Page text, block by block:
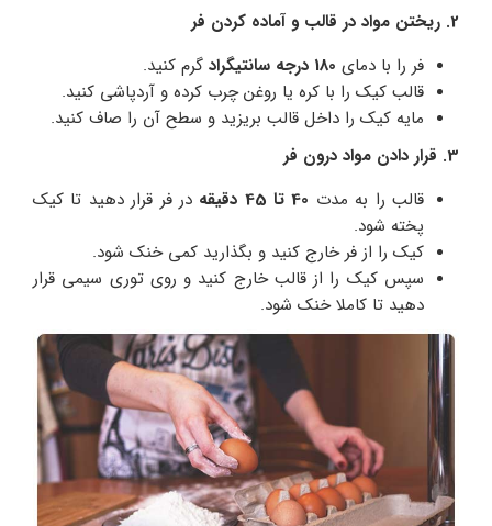
2. ریختن مواد در قالب و آماده کردن فر
فر را با دمای 180 درجه سانتیگراد
گرم کنید.
قالب کیک را با کره یا روغن چرب کرده و آردپاشی کنید.
مایه کیک را داخل قالب بریزید و سطح آن را صاف کنید.
3. قرار دادن مواد درون فر
قالب را به مدت 40 تا 45 دقیقه
در فر قرار دهید تا کیک
پخته شود.
کیک را از فر خارج کنید و بگذارید کمی خنک شود.
سپس کیک را از قالب خارج کنید و روی توری سیمی قرار
دهید تا کاملا خنک شود.